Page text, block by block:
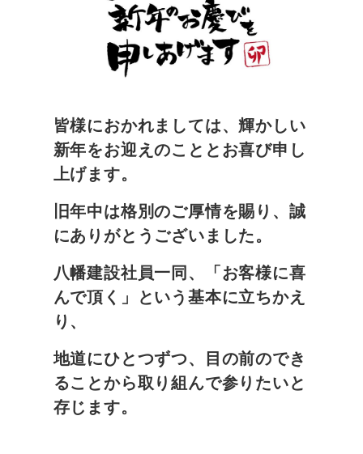
皆様におかれましては、輝かしい
新年をお迎えのこととお喜び申し
上げます。
旧年中は格別のご厚情を賜り、誠
にありがとうございました。
八幡建設社員一同、「お客様に喜
んで頂く」という基本に立ちかえ
り、
地道にひとつずつ、目の前のでき
ることから取り組んで参りたいと
存じます。